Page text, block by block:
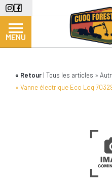
Aller
au
contenu
principal
MENU
Retour Tous les articles
Vanne électrique Eco Log